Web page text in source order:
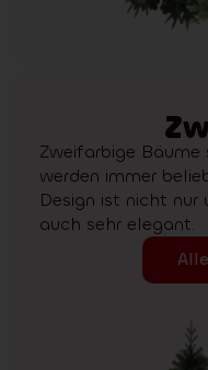
Zweifarbige
werden immer
Design ist nicht nur
auch sehr elegant.